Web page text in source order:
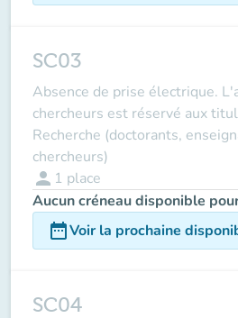
SC03
Absence de prise électrique.
chercheurs est réservé aux
Recherche (doctorants,
chercheurs)
person 1 place
Aucun créneau disponible
date_rangeVoir la prochaine
SC04